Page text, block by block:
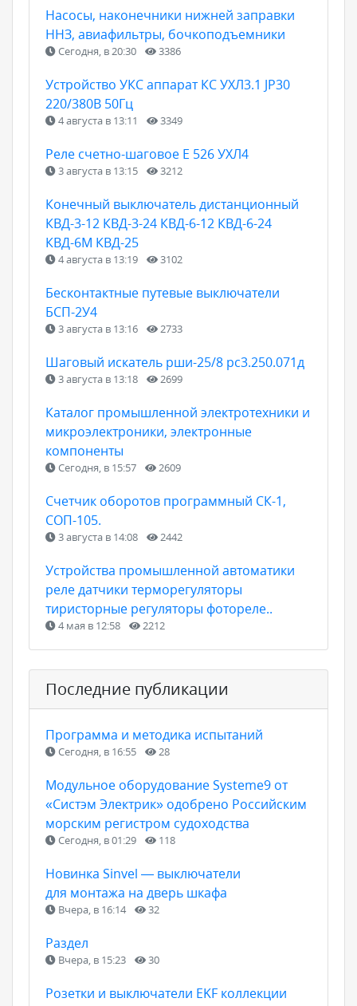
Насосы, наконечники нижней заправки
ННЗ, авиафильтры, бочкоподъемники
Сегодня, в 20:30 3386
Устройство УКС аппарат КС УХЛ3.1 JP30
220/380В 50Гц
4 августа в 13:11 3349
Реле счетно-шаговое Е 526 УХЛ4
3 августа в 13:15 3212
Конечный выключатель дистанционный
КВД-3-12 КВД-3-24 КВД-6-12 КВД-6-24
КВД-6М КВД-25
4 августа в 13:19 3102
Бесконтактные путевые выключатели
БСП-2У4
3 августа в 13:16 2733
Шаговый искатель рши-25/8 рс3.250.071д
3 августа в 13:18 2699
Каталог промышленной электротехники и
микроэлектроники, электронные
компоненты
Сегодня, в 15:57 2609
Счетчик оборотов программный СК-1,
СОП-105.
3 августа в 14:08 2442
Устройства промышленной автоматики
реле датчики терморегуляторы
тиристорные регуляторы фотореле..
4 мая в 12:58 2212
Последние публикации
Программа и методика испытаний
Сегодня, в 16:55 28
Модульное оборудование Systeme9 от
«Систэм Электрик» одобрено Российским
морским регистром судоходства
Сегодня, в 01:29 118
Новинка Sinvel — выключатели
для монтажа на дверь шкафа
Вчера, в 16:14 32
Раздел
Вчера, в 15:23 30
Розетки и выключатели EKF коллекции